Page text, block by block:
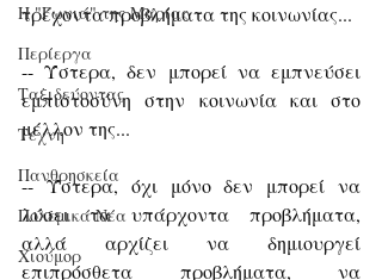
Η "Γωνιά" της Μαρίας
Περίεργα
Ταξιδεύοντας
Τέχνη
Πανθρησκεία
Πολεμικά Νέα
Χιούμορ
τρέχοντα προβλήματα της κοινωνίας...
-- Ύστερα, δεν μπορεί να εμπνεύσει
εμπιστοσύνη στην κοινωνία και στο
μέλλον της...
-- Ύστερα, όχι μόνο δεν μπορεί να
λύσει τα υπάρχοντα προβλήματα,
αλλά αρχίζει να δημιουργεί
επιπρόσθετα προβλήματα, να